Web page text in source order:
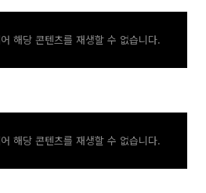
해당 콘텐츠를 재생할 수 없습니다.
해당 콘텐츠를 재생할 수 없습니다.